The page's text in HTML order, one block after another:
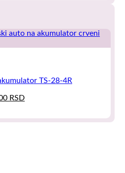
TS-28-4R
RSDCurrent